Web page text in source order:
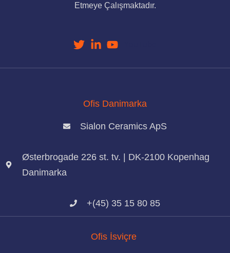
Etmeye Çalışmaktadır.
Ofis Danimarka
Sialon Ceramics ApS
Østerbrogade 226 st. tv. | DK-2100 Kopenhag
Danimarka
+(45) 35 15 80 85
Ofis İsviçre